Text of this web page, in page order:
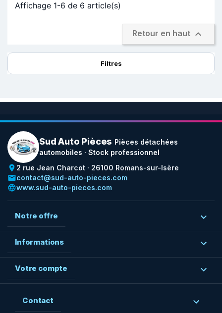
Affichage 1-6 de 6 article(s)
Retour en haut 
Filtres
Sud Auto Pièces Pièces détachées
automobiles · Stock professionnel
place 2 rue Jean Charcot · 26100 Romans-sur-Isère
emailcontact@sud-auto-pieces.com
languagewww.sud-auto-pieces.com
Notre offre 
Informations 
Votre compte 
Contact 